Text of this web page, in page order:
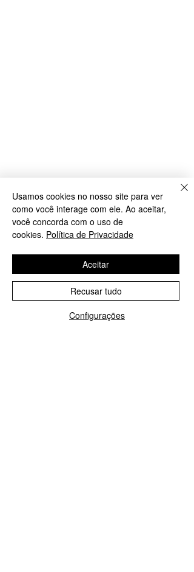
Usamos cookies no nosso site para ver
como você interage com ele. Ao aceitar,
você concorda com o uso de
cookies. Política de Privacidade
Configurações
Recusar tudo
Aceitar